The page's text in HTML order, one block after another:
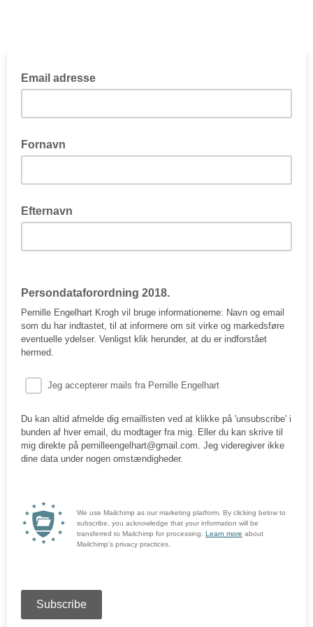
Email adresse
Fornavn
Efternavn
Persondataforordning 2018.
Pernille Engelhart Krogh vil bruge informationerne: Navn og email
som du har indtastet, til at informere om sit virke og markedsføre
eventuelle ydelser. Venligst klik herunder, at du er indforstået
hermed.
Jeg accepterer mails fra Pernille Engelhart
Du kan altid afmelde dig emaillisten ved at klikke på 'unsubscribe' i
bunden af hver email, du modtager fra mig. Eller du kan skrive til
mig direkte på pernilleengelhart@gmail.com. Jeg videregiver ikke
dine data under nogen omstændigheder.
We use Mailchimp as our marketing platform. By clicking below to
subscribe, you acknowledge that your information will be
transferred to Mailchimp for processing. Learn more about
Mailchimp's privacy practices.